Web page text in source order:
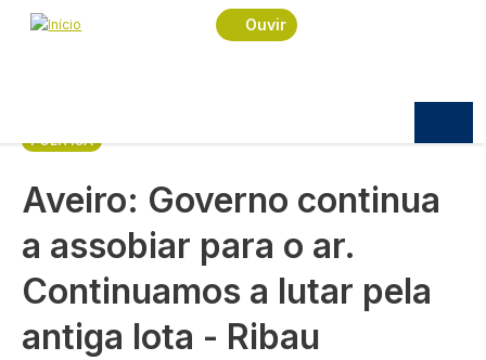
Passar para o conteúdo principal
Ouvir
Navegação estrutural
Início
Política
Aveiro: Governo continua a assobiar para o ar.
POLÍTICA
Aveiro: Governo continua
a assobiar para o ar.
Continuamos a lutar pela
antiga lota - Ribau